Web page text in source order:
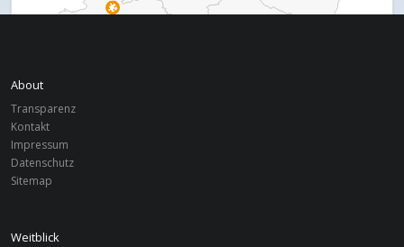
About
Transparenz
Kontakt
Impressum
Datenschutz
Sitemap
Weitblick